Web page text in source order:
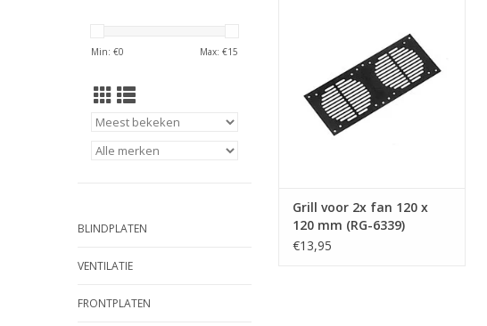
Min: €0 Max: €15
BLINDPLATEN
VENTILATIE
FRONTPLATEN
TOEVOEGEN AAN WINKELWAGEN
Grill voor 2x fan 120 x
120 mm (RG-6339)
€13,95